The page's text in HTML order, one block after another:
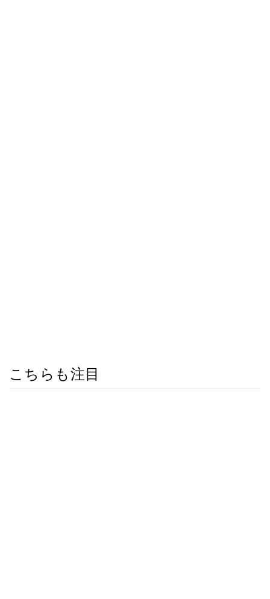
こちらも注目